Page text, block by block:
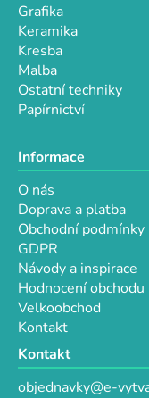
Grafika
Keramika
Kresba
Malba
Ostatní techniky
Papírnictví
Informace
O nás
Doprava a platba
Obchodní podmínky
GDPR
Návody a inspirace
Hodnocení obchodu
Velkoobchod
Kontakt
Kontakt
objednavky@e-